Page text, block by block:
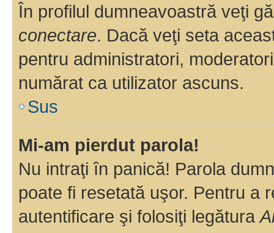
În profilul dumneavoastră veţi
conectare. Dacă veţi seta
pentru administratori,
numărat ca utilizator ascuns.
Sus
Mi-am pierdut parola!
Nu intraţi în panică! Parola
poate fi resetată uşor. Pentru a
autentificare şi folosiţi legătura